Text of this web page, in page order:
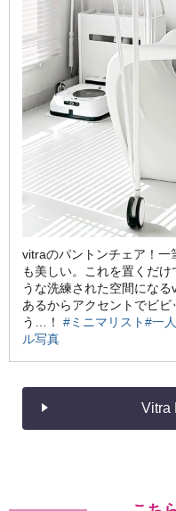
vitraのパントンチェア！一
も美しい。これを置くだ
うな洗練された空間にな
あるからアクセントでビ
う…！ #ミニマリスト#一
ル写真
Vitra